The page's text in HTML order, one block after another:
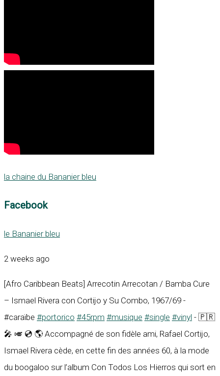
la chaine du Bananier bleu
Facebook
le Bananier bleu
2 weeks ago
[Afro Caribbean Beats] Arrecotin Arrecotan / Bamba Cure
– Ismael Rivera con Cortijo y Su Combo, 1967/69 -
#caraïbe #portorico #45rpm #musique #single #vinyl - 🇵🇷
🎤 🎺 💿 🌎 Accompagné de son fidèle ami, Rafael Cortijo,
Ismael Rivera cède, en cette fin des années 60, à la mode
du boogaloo sur l’album Con Todos Los Hierros qui sort en